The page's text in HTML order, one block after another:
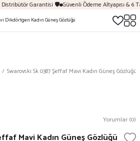
Garantisi 🛡️ Güvenli Ödeme Altyapısı & 6
Swarovski Sk 0387 Şeffaf Mavi Kadın Güneş Gözlüğü
Yorumlar (0)
Mavi Kadın Güneş Gözlüğü